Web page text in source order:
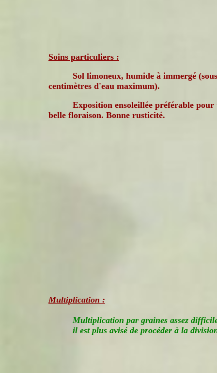
Soins particuliers :
Sol limoneux, humide à immergé
centimètres d'eau maximum).
Exposition ensoleillée préférable pour
belle floraison. Bonne rusticité.
Multiplication :
Multiplication par graines assez
il est plus avisé de procéder à la